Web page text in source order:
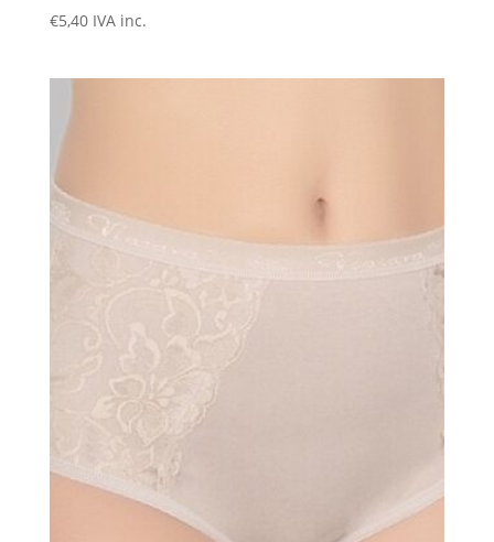
€5,40 IVA inc.